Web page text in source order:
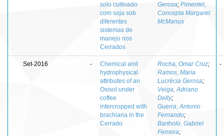
solo cultivado
com soja sob
diferentes
sistemas de
manejo nos
Cerrados
Gerosa; Pimentel,
Concepta Margaret
McManus
Set-2016 -
Chemical and
hydrophysical
attributes of an
Oxisol under
coffee
intercropped with
brachiaria in the
Cerrado
Rocha, Omar Cruz;
Ramos, Maria
Lucrécia Gerosa;
Veiga, Adriano
Delly;
Guerra, Antonio
Fernando;
Bartholo, Gabriel
Ferreira;
-